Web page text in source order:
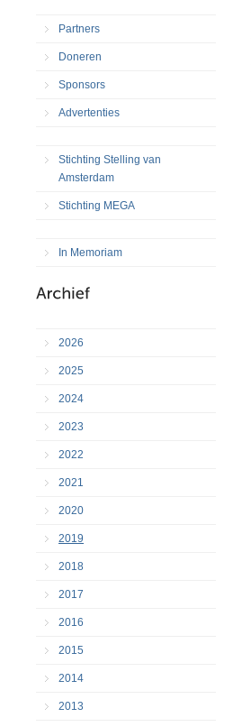
Partners
Doneren
Sponsors
Advertenties
Stichting Stelling van
Amsterdam
Stichting MEGA
In Memoriam
2026
2025
2024
2023
2022
2021
2020
2019
2018
2017
2016
2015
2014
2013